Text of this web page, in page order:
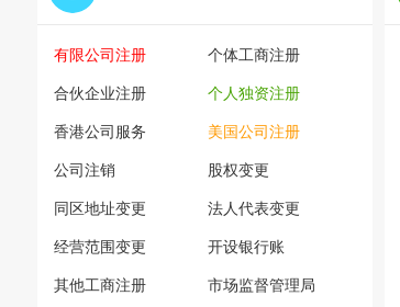
有限公司注册 个体工商注册
合伙企业注册 个人独资注册
香港公司服务 美国公司注册
公司注销 股权变更
同区地址变更 法人代表变更
经营范围变更 开设银行账
其他工商注册 市场监督管理局